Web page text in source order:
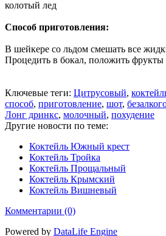
колотый лед
Способ приготовления:
В шейкере со льдом смешать все
Процедить в бокал, положить фрукты
Ключевые теги: Цитрусовый,
способ, приготовление, шот,
Лонг дринкс, молочный, похудение
Другие новости по теме:
Коктейль Южный крест
Коктейль Тройка
Коктейль Прощальный
Коктейль Крымский
Коктейль Вишневый
Комментарии (0)
Powered by DataLife Engine